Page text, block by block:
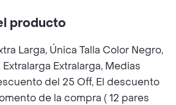
producto
Larga, Única Talla Color Negro,
Extralarga, Medias
del 25 Off, El descuento
de la compra ( 12 pares